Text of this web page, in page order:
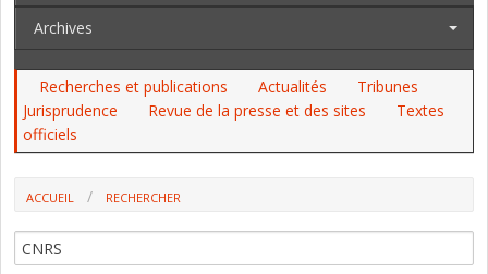
Archives
Recherches et publications Actualités
Tribunes
Jurisprudence
Revue de la presse et des sites
Textes
officiels
ACCUEIL RECHERCHER